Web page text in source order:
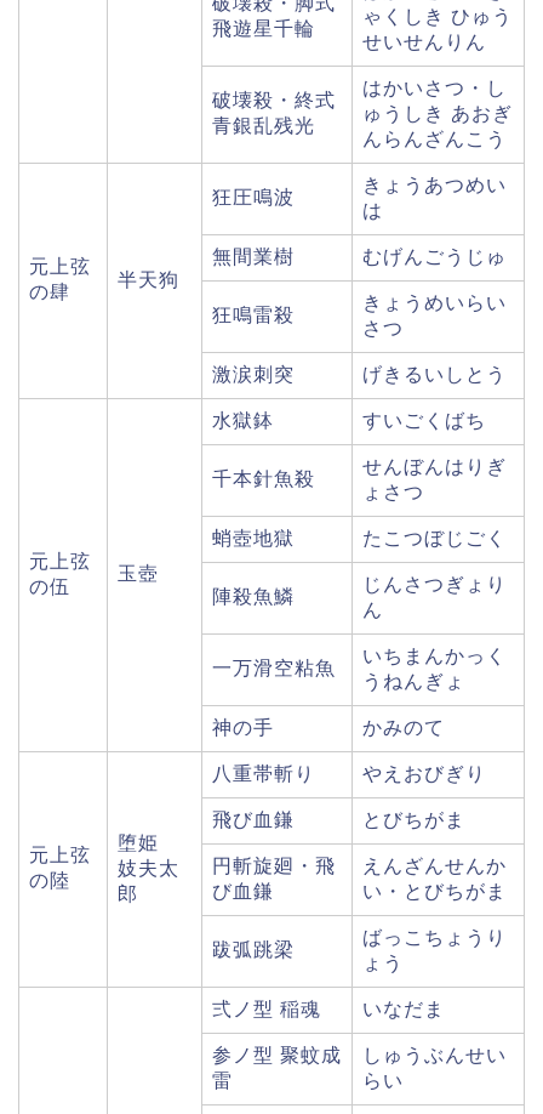
飛遊星千輪
ゃくしき ひゅう
せいせんりん
破壊殺・終式
青銀乱残光
はかいさつ・し
ゅうしき あおぎ
んらんざんこう
元上弦
の肆
半天狗
狂圧鳴波
きょうあつめい
は
無間業樹 むげんごうじゅ
狂鳴雷殺
きょうめいらい
さつ
激涙刺突 げきるいしとう
元上弦
の伍
玉壺
水獄鉢 すいごくばち
千本針魚殺
せんぼんはりぎ
ょさつ
蛸壺地獄 たこつぼじごく
陣殺魚鱗
じんさつぎょり
ん
一万滑空粘魚
いちまんかっく
うねんぎょ
神の手 かみのて
元上弦
の陸
堕姫
妓夫太
郎
八重帯斬り やえおびぎり
飛び血鎌 とびちがま
円斬旋廻・飛
び血鎌
えんざんせんか
い・とびちがま
跋弧跳梁
ばっこちょうり
ょう
弍ノ型 稲魂 いなだま
参ノ型 聚蚊成
雷
しゅうぶんせい
らい